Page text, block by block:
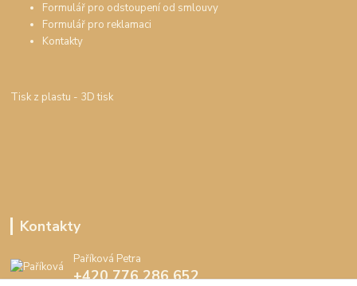
Formulář pro odstoupení od smlouvy
Formulář pro reklamaci
Kontakty
Tisk z plastu - 3D tisk
Kontakty
Paříková Petra
+420 776 286 652